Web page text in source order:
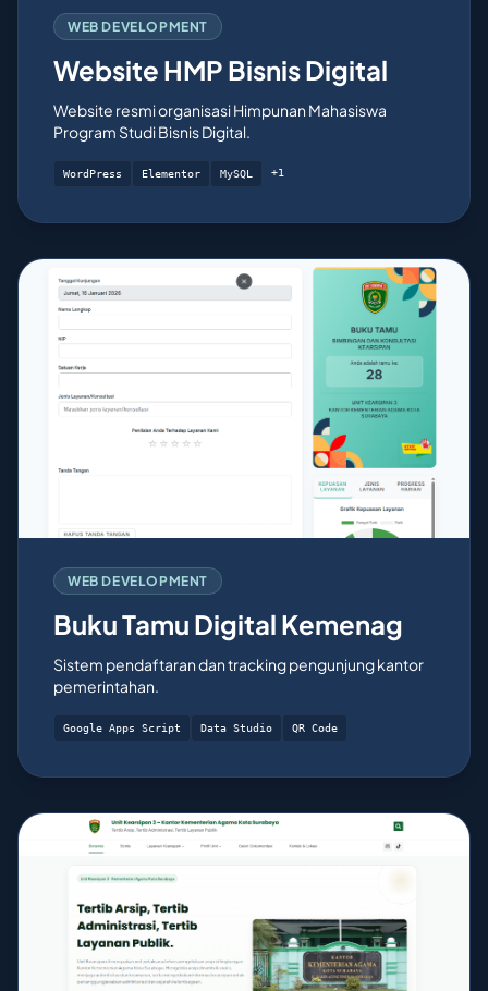
WEB DEVELOPMENT
Website HMP Bisnis Digital
Website resmi organisasi Himpunan Mahasiswa
Program Studi Bisnis Digital.
WordPress Elementor MySQL +1
WEB DEVELOPMENT
Buku Tamu Digital Kemenag
Sistem pendaftaran dan tracking pengunjung kantor
pemerintahan.
Google Apps Script Data Studio QR Code